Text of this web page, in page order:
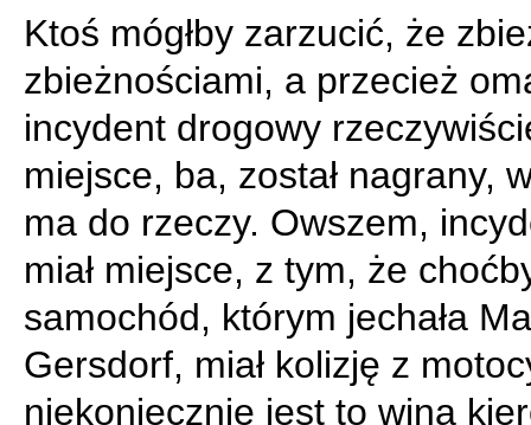
Ktoś mógłby zarzucić, że
zbieżnościami, a przecież
incydent drogowy
miejsce, ba, został nagrany,
ma do rzeczy. Owszem,
miał miejsce, z tym, że
samochód, którym jechała
Gersdorf, miał kolizję z
niekoniecznie jest to wina